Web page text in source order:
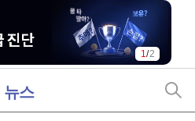
1/2
뉴스